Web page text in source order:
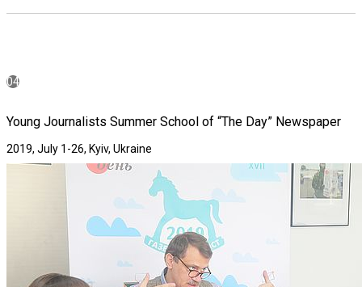
04
Young Journalists Summer School of “The Day” Newspaper
2019, July 1-26, Kyiv, Ukraine